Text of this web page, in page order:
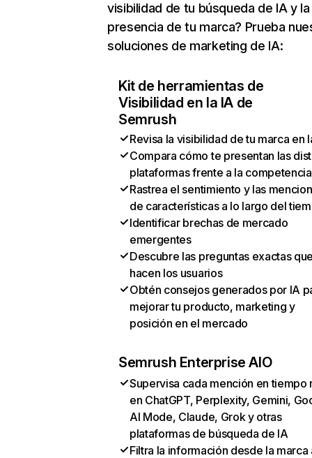
visibilidad de tu búsqueda de IA y la
presencia de tu marca? Prueba
soluciones de marketing de IA:
Kit de herramientas de
Visibilidad en la IA de
Semrush
Revisa la visibilidad de tu marca en
Compara cómo te presentan las
plataformas frente a la competencia
Rastrea el sentimiento y las
de características a lo largo del
Identificar brechas de mercado
emergentes
Descubre las preguntas exactas
hacen los usuarios
Obtén consejos generados por IA
mejorar tu producto, marketing y
posición en el mercado
Semrush Enterprise AIO
Supervisa cada mención en tiempo
en ChatGPT, Perplexity, Gemini,
AI Mode, Claude, Grok y otras
plataformas de búsqueda de IA
Filtra la información desde la marca